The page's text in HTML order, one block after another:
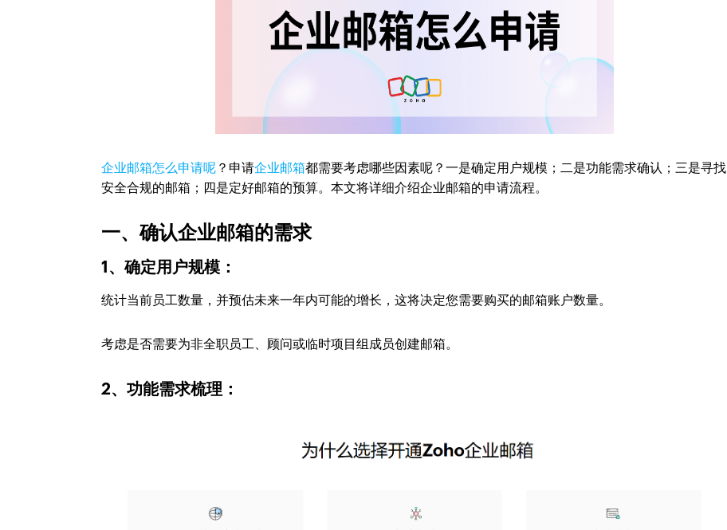
企业邮箱怎么申请呢 ？申请企业邮箱都需要考虑哪些因素呢？一是确定用户规模；二是功能需求确认；三是寻找
安全合规的邮箱；四是定好邮箱的预算。本文将详细介绍企业邮箱的申请流程。
一、确认企业邮箱的需求
1、确定用户规模：
统计当前员工数量，并预估未来一年内可能的增长，这将决定您需要购买的邮箱账户数量。
考虑是否需要为非全职员工、顾问或临时项目组成员创建邮箱。
2、功能需求梳理：